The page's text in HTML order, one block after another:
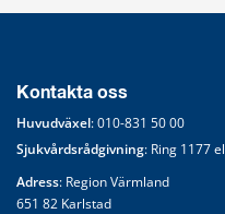
Kontakta oss
Huvudväxel: 010-831 50 00
Sjukvårdsrådgivning: Ring 1177
Adress: Region Värmland
651 82 Karlstad